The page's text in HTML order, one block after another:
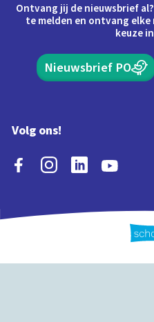
Ontvang jij de nieuwsbrief
te melden en ontvang
keuze
Nieuwsbrief PO
Volg ons!